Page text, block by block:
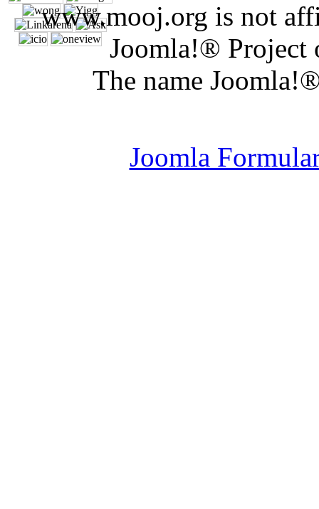
www.mooj.org is not
Joomla!® Project
The name
Joomla